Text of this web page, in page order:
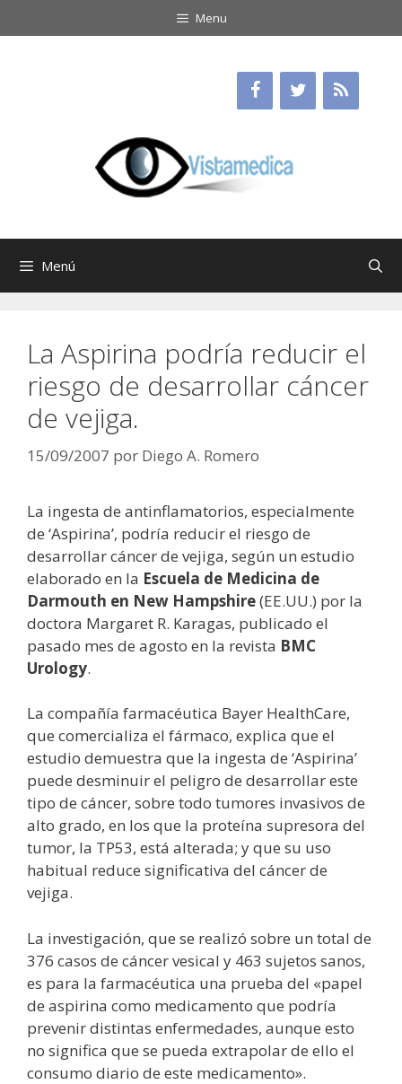
al
Menu
Menú
La Aspirina podría reducir el
riesgo de desarrollar cáncer
de vejiga.
15/09/2007 por Diego A. Romero
La ingesta de antinflamatorios, especialmente
de ‘Aspirina’, podría reducir el riesgo de
desarrollar cáncer de vejiga, según un estudio
elaborado en la Escuela de Medicina de
Darmouth en New Hampshire(EE.UU.) por la
doctora Margaret R. Karagas, publicado el
pasado mes de agosto en la revista BMC
Urology.
La compañía farmacéutica Bayer HealthCare,
que comercializa el fármaco, explica que el
estudio demuestra que la ingesta de ‘Aspirina’
puede desminuir el peligro de desarrollar este
tipo de cáncer, sobre todo tumores invasivos de
alto grado, en los que la proteína supresora del
tumor, la TP53, está alterada; y que su uso
habitual reduce significativa del cáncer de
vejiga.
La investigación, que se realizó sobre un total de
376 casos de cáncer vesical y 463 sujetos sanos,
es para la farmacéutica una prueba del «papel
de aspirina como medicamento que podría
prevenir distintas enfermedades, aunque esto
no significa que se pueda extrapolar de ello el
consumo diario de este medicamento».